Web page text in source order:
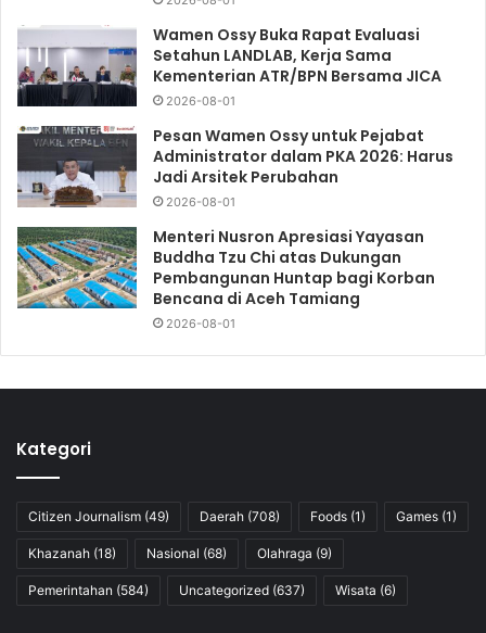
Wamen Ossy Buka Rapat Evaluasi
Setahun LANDLAB, Kerja Sama
Kementerian ATR/BPN Bersama JICA
2026-08-01
Pesan Wamen Ossy untuk Pejabat
Administrator dalam PKA 2026: Harus
Jadi Arsitek Perubahan
2026-08-01
Menteri Nusron Apresiasi Yayasan
Buddha Tzu Chi atas Dukungan
Pembangunan Huntap bagi Korban
Bencana di Aceh Tamiang
2026-08-01
Kategori
Citizen Journalism (49) Daerah (708) Foods (1) Games (1)
Khazanah (18) Nasional (68) Olahraga (9)
Pemerintahan (584) Uncategorized (637) Wisata (6)